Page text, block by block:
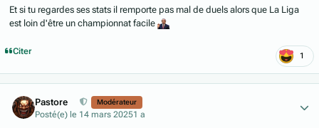
Et si tu regardes ses stats il remporte pas mal de duels alors que La Liga
est loin d'être un championnat facile
Citer 1
Pastore Modérateur
Posté(e) le 14 mars 20251 a